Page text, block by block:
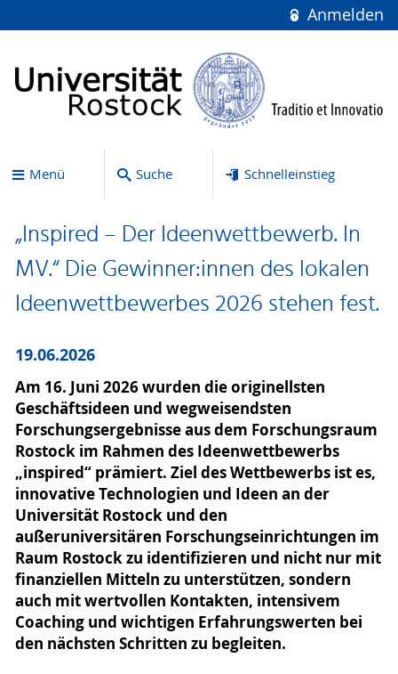
Anmelden
Menü Suche Schnelleinstieg
„Inspired – Der Ideenwettbewerb. In
MV.“ Die Gewinner:innen des lokalen
Ideenwettbewerbes 2026 stehen fest.
19.06.2026
Am 16. Juni 2026 wurden die originellsten
Geschäftsideen und wegweisendsten
Forschungsergebnisse aus dem Forschungsraum
Rostock im Rahmen des Ideenwettbewerbs
„inspired“ prämiert. Ziel des Wettbewerbs ist es,
innovative Technologien und Ideen an der
Universität Rostock und den
außeruniversitären Forschungseinrichtungen im
Raum Rostock zu identifizieren und nicht nur mit
finanziellen Mitteln zu unterstützen, sondern
auch mit wertvollen Kontakten, intensivem
Coaching und wichtigen Erfahrungswerten bei
den nächsten Schritten zu begleiten.